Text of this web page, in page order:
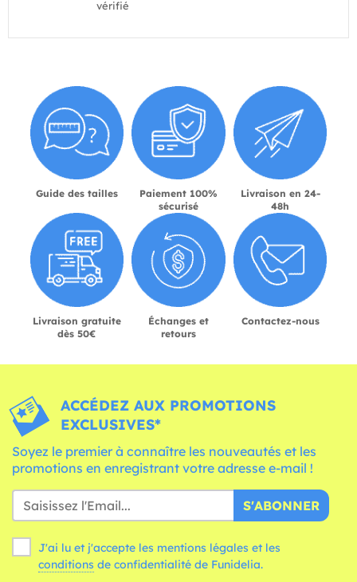
vérifié
Guide des tailles
Paiement 100%
sécurisé
Livraison en 24-
48h
Livraison gratuite
dès 50€
Échanges et
retours
Contactez-nous
ACCÉDEZ AUX PROMOTIONS
EXCLUSIVES*
Soyez le premier à connaître les nouveautés et les
promotions en enregistrant votre adresse e-mail !
S'ABONNER
J'ai lu et j'accepte les mentions légales et les
conditions de confidentialité de Funidelia.